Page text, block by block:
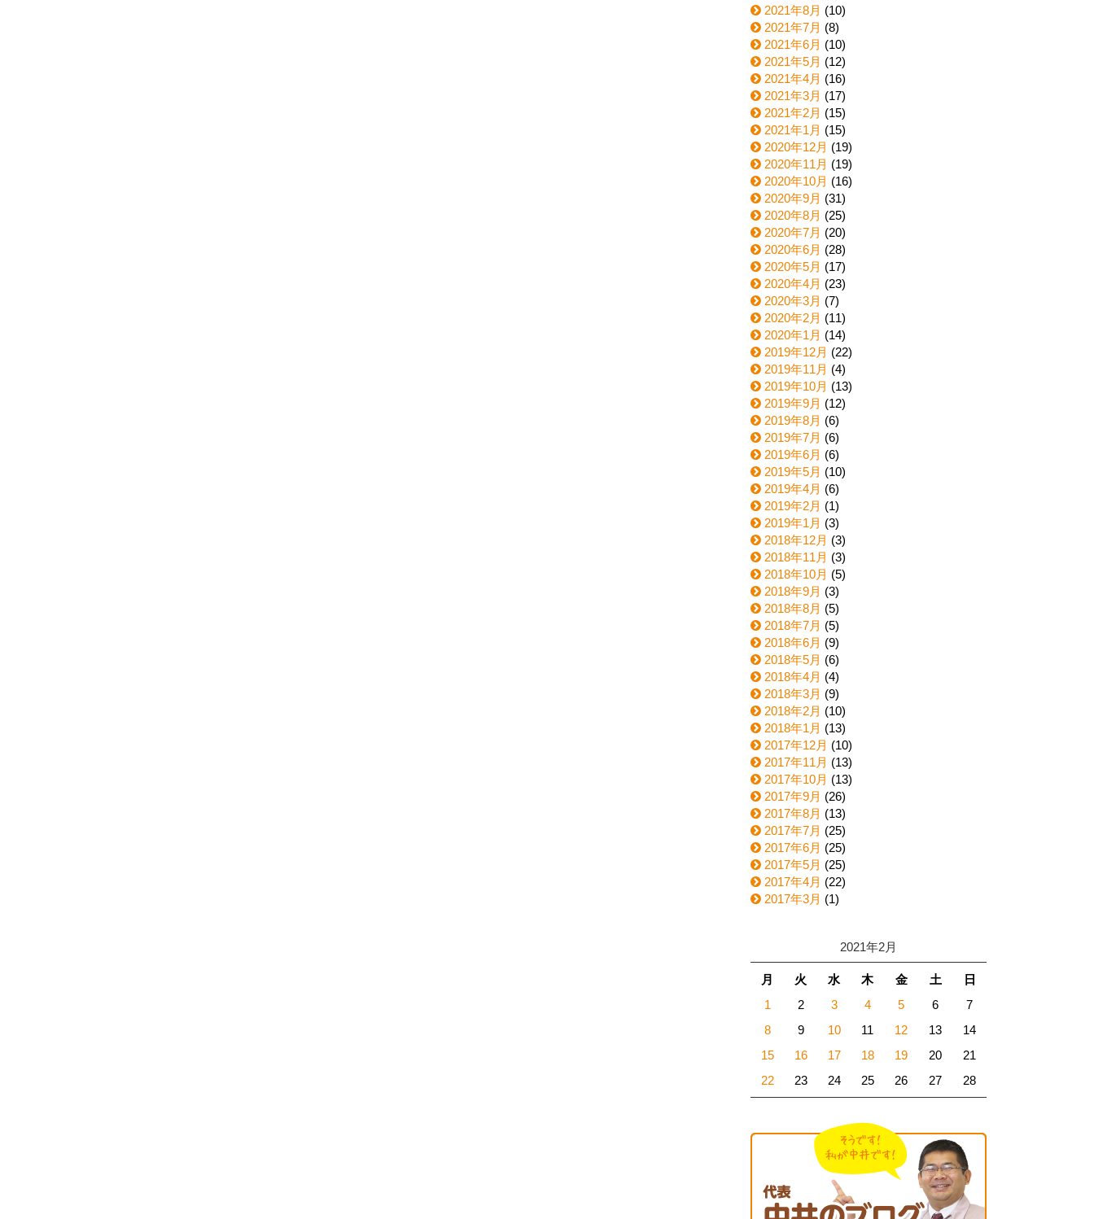
2021年8月 (10)
2021年7月 (8)
2021年6月 (10)
2021年5月 (12)
2021年4月 (16)
2021年3月 (17)
2021年2月 (15)
2021年1月 (15)
2020年12月 (19)
2020年11月 (19)
2020年10月 (16)
2020年9月 (31)
2020年8月 (25)
2020年7月 (20)
2020年6月 (28)
2020年5月 (17)
2020年4月 (23)
2020年3月 (7)
2020年2月 (11)
2020年1月 (14)
2019年12月 (22)
2019年11月 (4)
2019年10月 (13)
2019年9月 (12)
2019年8月 (6)
2019年7月 (6)
2019年6月 (6)
2019年5月 (10)
2019年4月 (6)
2019年2月 (1)
2019年1月 (3)
2018年12月 (3)
2018年11月 (3)
2018年10月 (5)
2018年9月 (3)
2018年8月 (5)
2018年7月 (5)
2018年6月 (9)
2018年5月 (6)
2018年4月 (4)
2018年3月 (9)
2018年2月 (10)
2018年1月 (13)
2017年12月 (10)
2017年11月 (13)
2017年10月 (13)
2017年9月 (26)
2017年8月 (13)
2017年7月 (25)
2017年6月 (25)
2017年5月 (25)
2017年4月 (22)
2017年3月 (1)
2021年2月
月 火 水 木 金 土
日
1
2 3 4 5 6
7
8
9 10 11 12 13
14
15
16 17 18 19 20
21
22
23 24 25 26 27 28